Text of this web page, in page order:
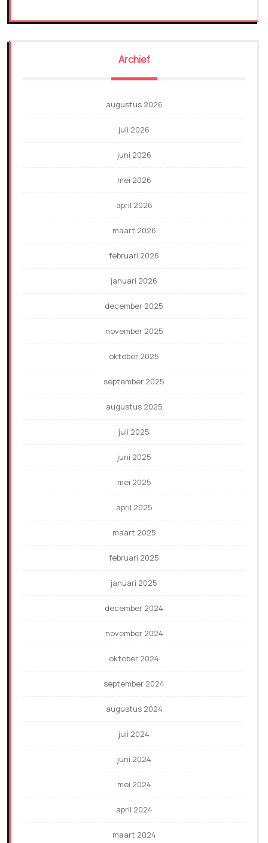
Archief
augustus 2026
juli 2026
juni 2026
mei 2026
april 2026
maart 2026
februari 2026
januari 2026
december 2025
november 2025
oktober 2025
september 2025
augustus 2025
juli 2025
juni 2025
mei 2025
april 2025
maart 2025
februari 2025
januari 2025
december 2024
november 2024
oktober 2024
september 2024
augustus 2024
juli 2024
juni 2024
mei 2024
april 2024
maart 2024